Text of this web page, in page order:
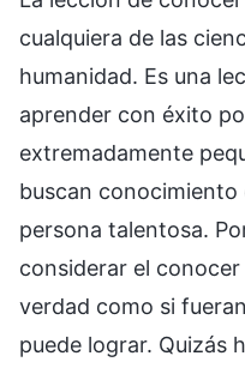
cualquiera de las
humanidad. Es una
aprender con éxito
extremadamente
buscan conocimiento
persona talentosa.
considerar el
verdad como si
puede lograr. Quizás